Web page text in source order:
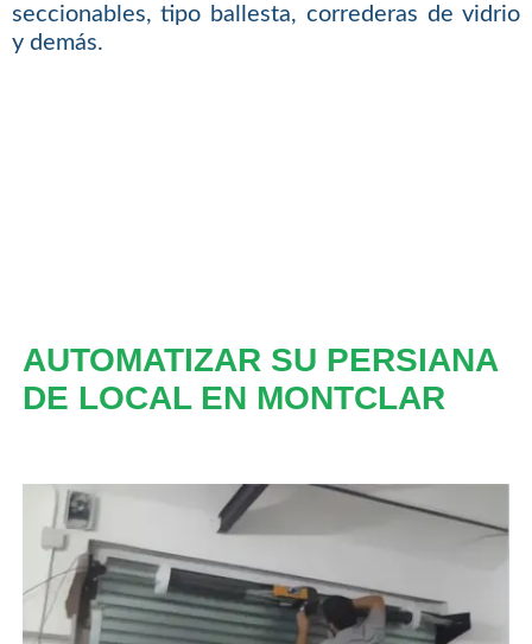
seccionables, tipo ballesta, correderas de vidrio
y demás.
AUTOMATIZAR SU PERSIANA
DE LOCAL EN MONTCLAR